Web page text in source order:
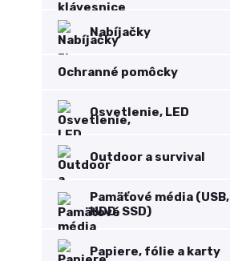
Nabíjačky
Ochranné pomôcky
Osvetlenie, LED
Outdoor a survival
Pamäťové média (USB,
HDD, SSD)
Papiere, fólie a karty